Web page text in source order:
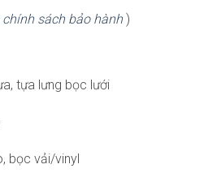
chính sách bảo hành)
tựa lưng bọc lưới
bọc vải/vinyl